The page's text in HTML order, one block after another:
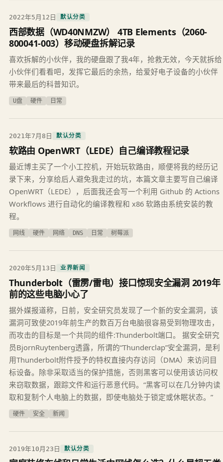
2022年5月12日 默认分类
西部数据（WD40NMZW） 4TB Elements（2060-
800041-003）移动硬盘拆解记录
喜欢拆解的小伙伴，我的硬盘跟了我4年，抢救无效，今天就拆给
小伙伴们看看吧，发挥它最后的余热，给爱好电子设备的小伙伴
带来最后的科普知识。
U盘 硬件 日常
2021年7月8日 默认分类
软路由 OpenWRT（LEDE）自己编译教程记录
最近博主买了一个小工控机，开始玩软路由，顺便将我的经历记
录下来，分享给后人避免我走过的坑，本篇文章主要写自己编译
OpenWRT（LEDE），后面我还会写一个利用 Github 的 Actions
Workflows 进行自动化的编译教程和 x86 软路由系统安装的教
程。
网线 硬件 网络 DNS 日常 树莓派
2020年5月13日 业界新闻
Thunderbolt（雷雳/雷电）接口惊现安全漏洞 2019年
前的这些电脑小心了
据外媒报道称，日前，安全研究员发现了一个新的安全漏洞，该
漏洞可致使2019年前生产的数百万台电脑很容易受到物理攻击，
而攻击的目标是一个共同的组件:Thunderbolt端口。 据安全研究
员BjornRuytenberg透露，所谓的“Thunderclap”安全漏洞，是利
用Thunderbolt附件授予的特权直接内存访问（DMA）来访问目
标设备。除非采取适当的保护措施，否则黑客可以使用该访问权
来窃取数据，跟踪文件和运行恶意代码。“黑客可以在几分钟内读
取和复制个人电脑上的数据，即使电脑处于锁定或休眠状态。”
硬件 安全 新闻
2019年10月23日 默认分类